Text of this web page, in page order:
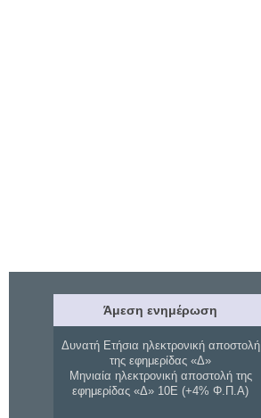
Άμεση ενημέρωση
Δυνατή Ετήσια ηλεκτρονική αποστολή
της εφημερίδας «Δ»
Μηνιαία ηλεκτρονική αποστολή της
εφημερίδας «Δ» 10Ε (+4% Φ.Π.Α)